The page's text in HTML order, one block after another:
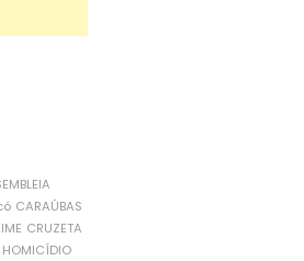
CARAÚBAS
CRUZETA
HOMICÍDIO